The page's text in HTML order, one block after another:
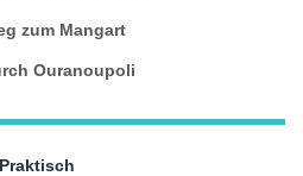
zum Mangart
Ouranoupoli
Praktisch